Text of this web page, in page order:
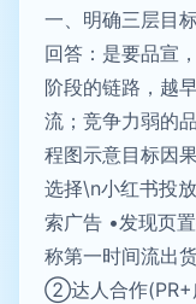
一、明确三层目
回答：是要品宣
阶段的链路，越
流；竞争力弱的
程图示意目标因
选择\n小红书投
索广告 •发现页
称第一时间流出货
②达人合作(PR+